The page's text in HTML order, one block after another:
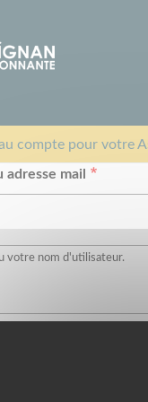
compte pour votre
mail
votre nom d'utilisateur.
votre adresse e-mail.